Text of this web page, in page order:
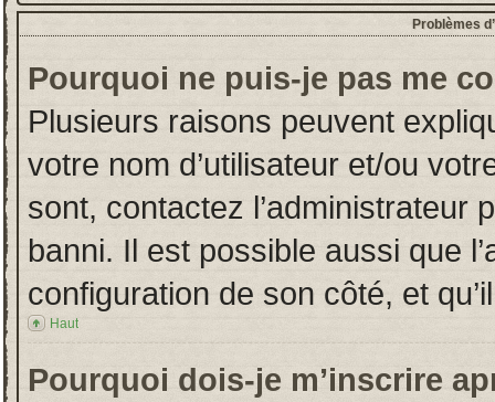
Problèmes
Pourquoi ne puis-je pas me
Plusieurs raisons peuvent
votre nom d’utilisateur et/ou
sont, contactez l’administrateur
banni. Il est possible aussi que
configuration de son côté, et
Haut
Pourquoi dois-je m’inscrire